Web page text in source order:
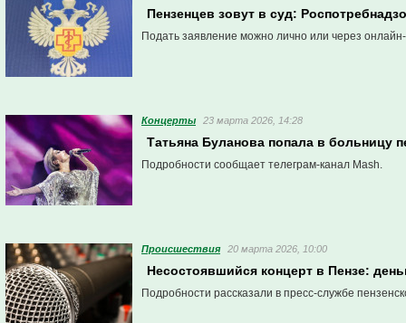
Пензенцев зовут в суд:
Подать заявление можно лично или через
Концерты 23 марта 2026, 14:28
Татьяна Буланова попала в больницу
Подробности сообщает телеграм-канал Mash.
Проиcшествия 20 марта 2026, 10:00
Несостоявшийся концерт в Пензе:
Подробности рассказали в пресс-службе